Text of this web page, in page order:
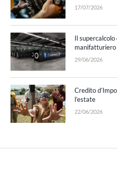
17/07/2026
Il
manifatturiero
29/06/2026
Credito
l’estate
22/06/2026